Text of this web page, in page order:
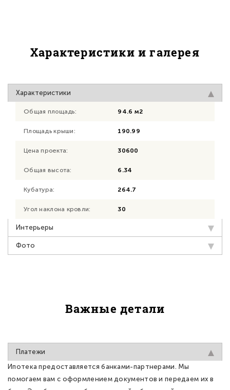
Характеристики и галерея
Характеристики
Общая площадь: 94.6 м2
Площадь крыши: 190.99
Цена проекта: 30600
Общая высота: 6.34
Кубатура: 264.7
Угол наклона кровли: 30
Интерьеры
Фото
Важные детали
Платежи
Ипотека предоставляется банками-партнерами. Мы
помогаем вам с оформлением документов и передаем их в